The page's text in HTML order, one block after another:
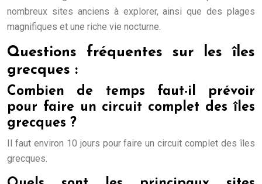
nombreux sites anciens à explorer, ainsi que des plages
magnifiques et une riche vie nocturne.
Questions fréquentes sur les îles
grecques :
Combien de temps faut-il prévoir
pour faire un circuit complet des îles
grecques ?
Il faut environ 10 jours pour faire un circuit complet des îles
grecques.